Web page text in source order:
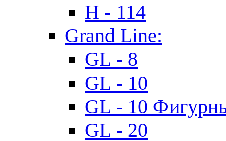
H - 114
Grand Line:
GL - 8
GL - 10
GL - 10
GL - 20